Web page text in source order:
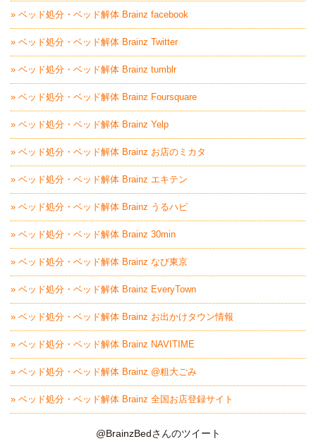
» ベッド処分・ベッド解体 Brainz facebook
» ベッド処分・ベッド解体 Brainz Twitter
» ベッド処分・ベッド解体 Brainz tumblr
» ベッド処分・ベッド解体 Brainz Foursquare
» ベッド処分・ベッド解体 Brainz Yelp
» ベッド処分・ベッド解体 Brainz お店のミカタ
» ベッド処分・ベッド解体 Brainz エキテン
» ベッド処分・ベッド解体 Brainz うるハピ
» ベッド処分・ベッド解体 Brainz 30min
» ベッド処分・ベッド解体 Brainz なび東京
» ベッド処分・ベッド解体 Brainz EveryTown
» ベッド処分・ベッド解体 Brainz お出かけタウン情報
» ベッド処分・ベッド解体 Brainz NAVITIME
» ベッド処分・ベッド解体 Brainz @粗大ごみ
» ベッド処分・ベッド解体 Brainz 全国お店登録サイト
@BrainzBedさんのツイート